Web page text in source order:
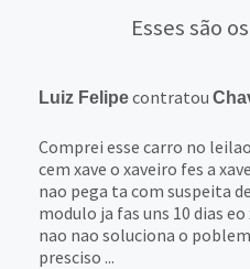
Esses são
Luiz Felipecontratou
Comprei esse carro no
cem xave o xaveiro fes a
nao pega ta com suspeita
modulo ja fas uns 10 dias eo
nao nao soluciona o
presciso ...